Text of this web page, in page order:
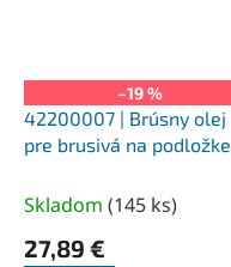
–19 %
42200007 | Brúsny olej
pre brusivá na podložke
Skladom (145 ks)
27,89 €